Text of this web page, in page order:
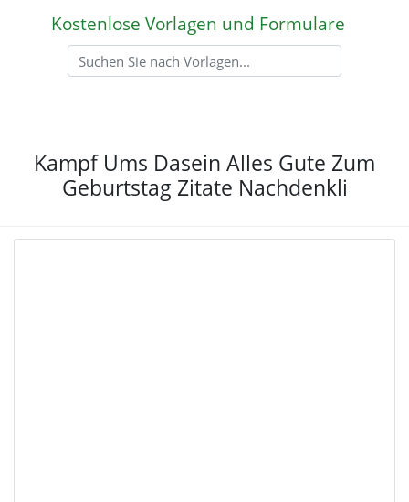
Kostenlose Vorlagen und Formulare
Kampf Ums Dasein Alles Gute Zum
Geburtstag Zitate Nachdenkli